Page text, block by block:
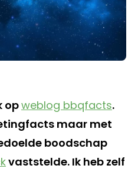
opweblog bbqfacts.
maar met
boodschap
vaststelde. Ik heb zelf